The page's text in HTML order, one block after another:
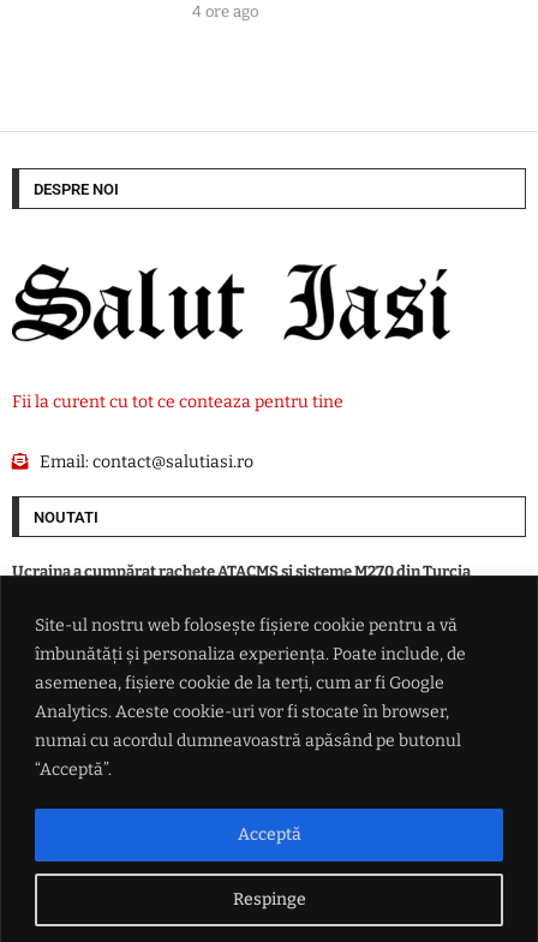
Site-ul nostru web folosește fișiere cookie pentru a vă
îmbunătăți și personaliza experiența. Poate include, de
asemenea, fișiere cookie de la terți, cum ar fi Google
Analytics. Aceste cookie-uri vor fi stocate în browser,
numai cu acordul dumneavoastră apăsând pe butonul
“Acceptă”.
Respinge
Acceptă
4 ore ago
DESPRE NOI
Fii la curent cu tot ce conteaza pentru tine
Email:contact@salutiasi.ro
NOUTATI
Ucraina a cumpărat rachete ATACMS și sisteme M270 din Turcia
Momentul zero: Anul din care seceta și căldura extremă au devenit o
regulă. Până atunci, aceste cazuri erau o raritate
'Îți dă cu cenușă pe panouri și s-a terminat': Traian Băsescu avertizează
asupra vulnerabilității sistemului energetic
VIDEO 'Nosocomiale', din slogan electoral în temă de atac. Fostul
ministru Alexandru Rogobete acuză 'promisiuni vândute și